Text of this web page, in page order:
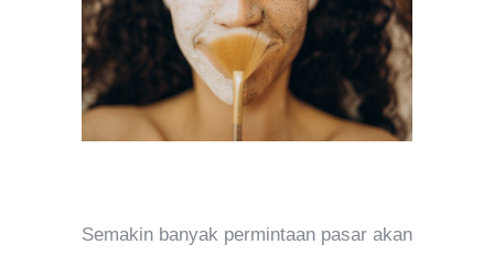
Semakin banyak permintaan pasar akan